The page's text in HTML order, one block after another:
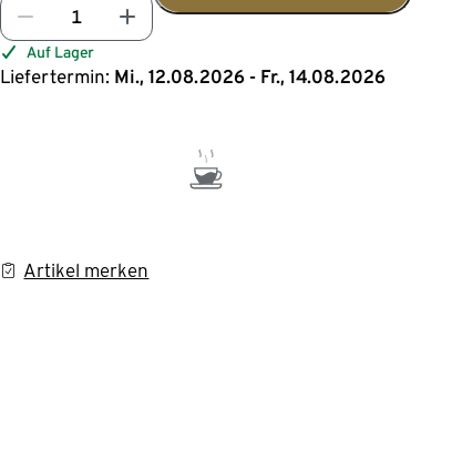
Auf Lager
Liefertermin: Mi., 12.08.2026 - Fr., 14.08.2026
Artikel merken